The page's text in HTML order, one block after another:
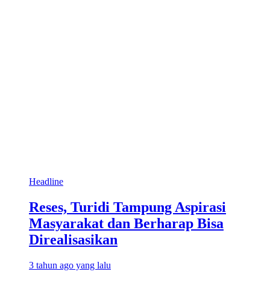
Headline
Reses, Turidi Tampung Aspirasi
Masyarakat dan Berharap Bisa
Direalisasikan
3 tahun ago yang lalu